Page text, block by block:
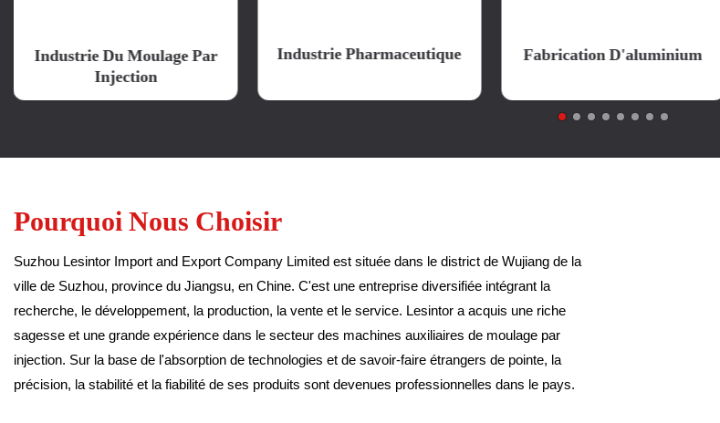
Industrie Du Moulage Par
Injection
Industrie Pharmaceutique Fabrication D'aluminium
Pourquoi Nous Choisir
Suzhou Lesintor Import and Export Company Limited est située dans le district de Wujiang de la
ville de Suzhou, province du Jiangsu, en Chine. C'est une entreprise diversifiée intégrant la
recherche, le développement, la production, la vente et le service. Lesintor a acquis une riche
sagesse et une grande expérience dans le secteur des machines auxiliaires de moulage par
injection. Sur la base de l'absorption de technologies et de savoir-faire étrangers de pointe, la
précision, la stabilité et la fiabilité de ses produits sont devenues professionnelles dans le pays.